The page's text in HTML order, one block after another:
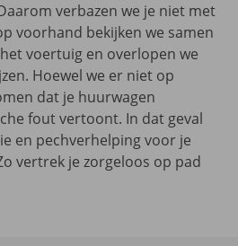
verbazen we je niet met
voorhand bekijken we samen
voertuig en overlopen we
Hoewel we er niet op
dat je huurwagen
fout vertoont. In dat geval
en pechverhelping voor je
vertrek je zorgeloos op pad